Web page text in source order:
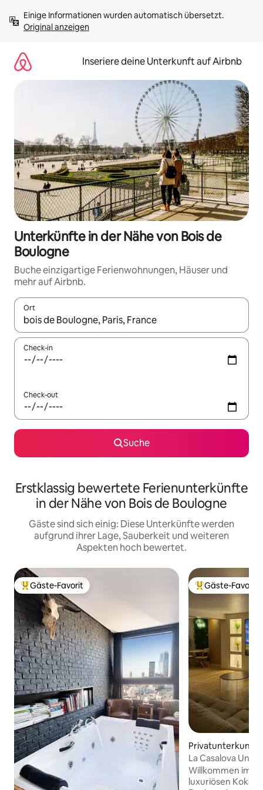
Inhalten
springenOriginal anzeigen
Inseriere deine Unterkunft auf Airbnb
Unterkünfte in der Nähe von Bois de
Boulogne
Buche einzigartige Ferienwohnungen, Häuser und
mehr auf Airbnb.
Ort
Wenn Ergebnisse verfügbar sind, navigiere mit den
Check-in
Check-out
Suche
Erstklassig bewertete Ferienunterkünfte
in der Nähe von Bois de Boulogne
Gäste sind sich einig: Diese Unterkünfte werden
aufgrund ihrer Lage, Sauberkeit und weiteren
Aspekten hoch bewertet.
Beliebter Gäste-Favorit.
Gäste-Favorit Beliebter Gäste-
Gäste-Favorit
Privatunterkunft
La Casalova
Großbildschirm
Willkommen im
luxuriösen